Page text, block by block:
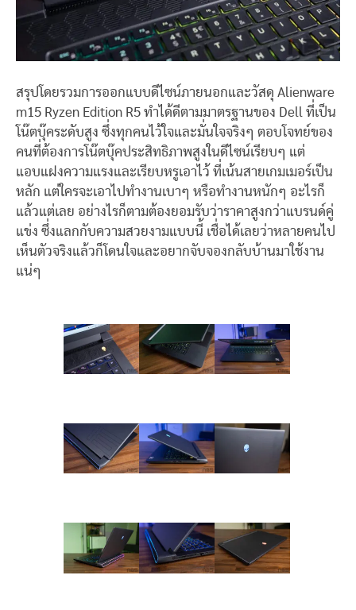
สรุปโดยรวมการออกแบบดีไซน์ภายนอกและวัสดุ Alienware
m15 Ryzen Edition R5 ทำได้ดีตามมาตรฐานของ Dell ที่เป็น
โน๊ตบุ๊คระดับสูง ซึ่งทุกคนไว้ใจและมั่นใจจริงๆ ตอบโจทย์ของ
คนที่ต้องการโน๊ตบุ๊คประสิทธิภาพสูงในดีไซน์เรียบๆ แต่
แอบแฝงความแรงและเรียบหรูเอาไว้ ที่เน้นสายเกมเมอร์เป็น
หลัก แต่ใครจะเอาไปทำงานเบาๆ หรือทำงานหนักๆ อะไรก็
แล้วแต่เลย อย่างไรก็ตามต้องยอมรับว่าราคาสูงกว่าแบรนด์คู่
แข่ง ซึ่งแลกกับความสวยงามแบบนี้ เชื่อได้เลยว่าหลายคนไป
เห็นตัวจริงแล้วก็โดนใจและอยากจับจองกลับบ้านมาใช้งาน
แน่ๆ